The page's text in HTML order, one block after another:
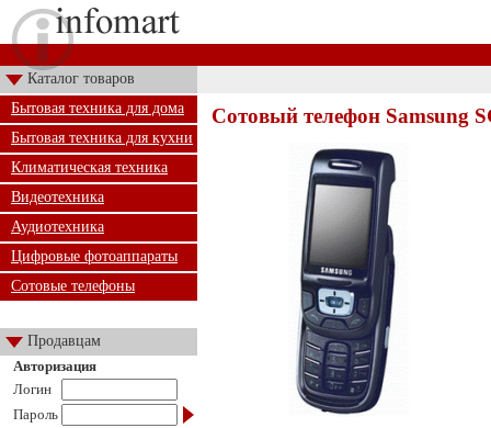
Каталог товаров
Бытовая техника для дома
Бытовая техника для кухни
Климатическая техника
Видеотехника
Аудиотехника
Цифровые фотоаппараты
Сотовые телефоны
Продавцам
Авторизация
Логин
Пароль
Сотовый телефон Samsung